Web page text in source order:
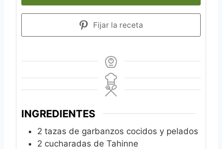
Fijar la receta
INGREDIENTES
2 tazas de garbanzos cocidos y pelados
2 cucharadas de Tahinne